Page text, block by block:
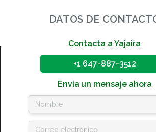
DATOS DE
Contacta a Yajaira
+1 647-887-3512
Envia un mensaje ahora
Nombre
y
apellido